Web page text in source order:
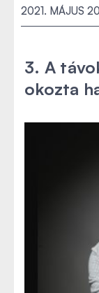
2021. MÁJUS
Gyarmathy
3. A
okozta